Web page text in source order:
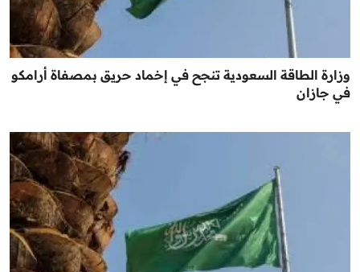
وزارة الطاقة السعودية تنجح في إخماد حريق بمصفاة أرامكو
في جازان